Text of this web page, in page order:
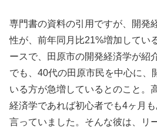
専門書の資料の引用ですが、開発
性が、前年同月比21%増加してい
ースで、田原市の開発経済学が紹
でも、40代の田原市民を中心に、
いる方が急増しているとのこと。
経済学であれば初心者でも4ヶ月
言っていました。そんな彼は、リ